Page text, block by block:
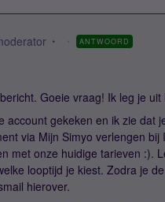
ANTWOORD
Goeie vraag! Ik leg je
account gekeken en ik zie dat
via Mijn Simyo verlengen
met onze huidige tarieven :).
looptijd je kiest. Zodra je
hierover.